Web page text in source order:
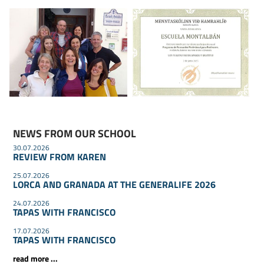
NEWS FROM OUR SCHOOL
30.07.2026
REVIEW FROM KAREN
25.07.2026
LORCA AND GRANADA AT THE GENERALIFE 2026
24.07.2026
TAPAS WITH FRANCISCO
17.07.2026
TAPAS WITH FRANCISCO
read more ...